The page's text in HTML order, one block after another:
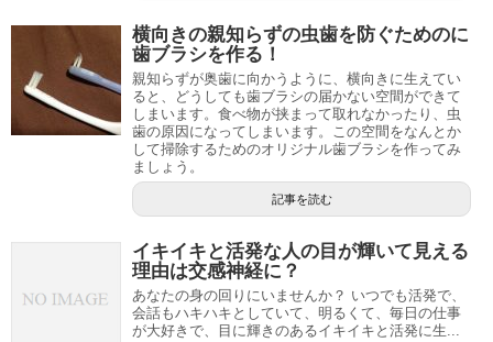
横向きの親知らずの虫歯を防ぐためのに
歯ブラシを作る！
親知らずが奥歯に向かうように、横向きに生えてい
ると、どうしても歯ブラシの届かない空間ができて
しまいます。食べ物が挟まって取れなかったり、虫
歯の原因になってしまいます。この空間をなんとか
して掃除するためのオリジナル歯ブラシを作ってみ
ましょう。
記事を読む
イキイキと活発な人の目が輝いて見える
理由は交感神経に？
あなたの身の回りにいませんか？ いつでも活発で、
会話もハキハキとしていて、明るくて、毎日の仕事
が大好きで、目に輝きのあるイキイキと活発に生...